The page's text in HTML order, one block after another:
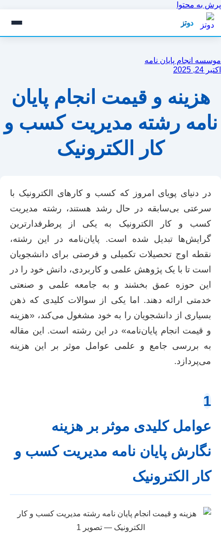
پرش به محتوا
دوتز
موسسه انجام پایان نامه
اکتبر 24, 2025
هزینه و قیمت انجام پایان
نامه رشته مدیریت کسب و
کار الکترونیک
در دنیای پویای امروز که کسب و کارهای الکترونیک با
سرعتی بی‌سابقه در حال رشد هستند، رشته مدیریت
کسب و کار الکترونیک به یکی از پرطرفدارترین
گرایش‌ها تبدیل شده است. پایان‌نامه در این رشته،
نقطه اوج تحصیلات تکمیلی و فرصتی برای دانشجویان
است تا با یک پژوهش علمی و کاربردی، دانش خود را در
این حوزه عمق بخشند و به جامعه علمی و صنعتی
خدمتی ارائه دهند. اما یکی از سوالات کلیدی که ذهن
بسیاری از دانشجویان را به خود مشغول می‌کند، «هزینه
و قیمت انجام پایان‌نامه» در این رشته است. این مقاله
به بررسی جامع و علمی عوامل موثر بر این هزینه
می‌پردازد.
1
عوامل کلیدی موثر بر هزینه
نگارش پایان نامه مدیریت کسب و
کار الکترونیک